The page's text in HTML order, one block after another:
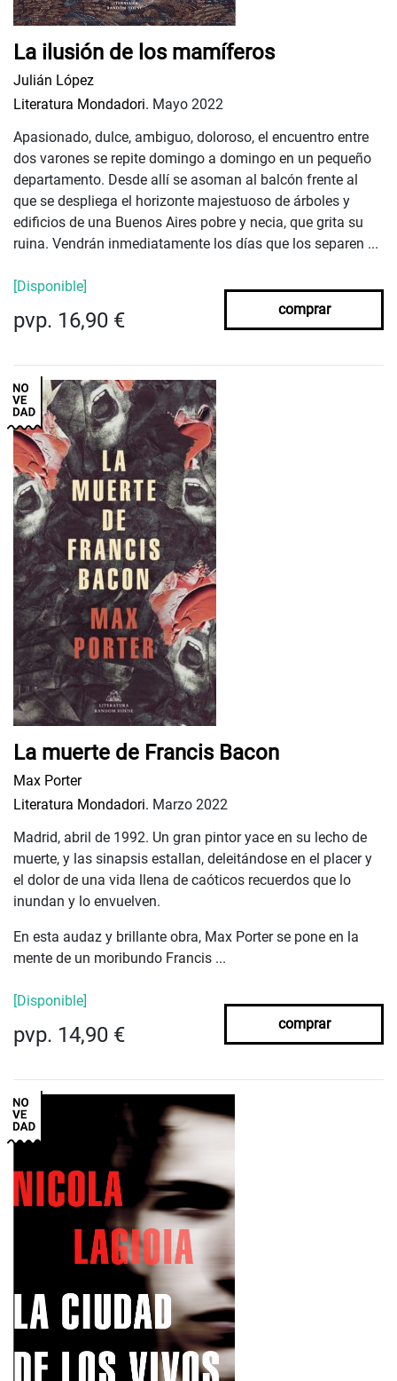
La ilusión de los mamíferos
Julián López
Literatura Mondadori. Mayo 2022
Apasionado, dulce, ambiguo, doloroso, el encuentro entre
dos varones se repite domingo a domingo en un pequeño
departamento. Desde allí se asoman al balcón frente al
que se despliega el horizonte majestuoso de árboles y
edificios de una Buenos Aires pobre y necia, que grita su
ruina. Vendrán inmediatamente los días que los separen ...
[Disponible]
pvp. 16,90 € comprar
La muerte de Francis Bacon
Max Porter
Literatura Mondadori. Marzo 2022
Madrid, abril de 1992. Un gran pintor yace en su lecho de
muerte, y las sinapsis estallan, deleitándose en el placer y
el dolor de una vida llena de caóticos recuerdos que lo
inundan y lo envuelven.
En esta audaz y brillante obra, Max Porter se pone en la
mente de un moribundo Francis ...
[Disponible]
pvp. 14,90 € comprar